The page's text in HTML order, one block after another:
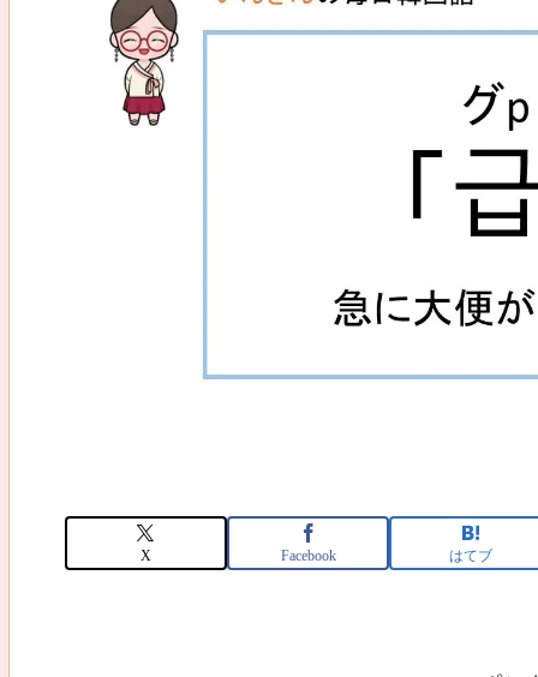
X Facebook はてブ